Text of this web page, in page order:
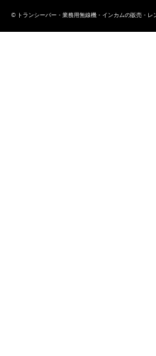
© トランシーバー・業務用無線機・インカムの販売・